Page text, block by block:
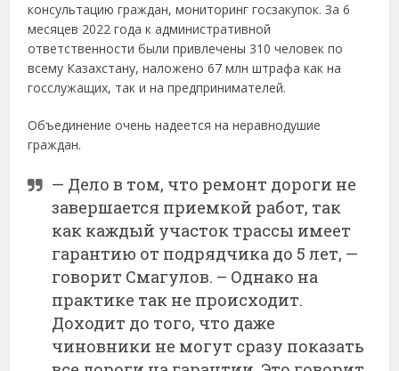
консультацию граждан, мониторинг госзакупок. За 6
месяцев 2022 года к административной
ответственности были привлечены 310 человек по
всему Казахстану, наложено 67 млн штрафа как на
госслужащих, так и на предпринимателей.
Объединение очень надеется на неравнодушие
граждан.
— Дело в том, что ремонт дороги не
завершается приемкой работ, так
как каждый участок трассы имеет
гарантию от подрядчика до 5 лет, —
говорит Смагулов. – Однако на
практике так не происходит.
Доходит до того, что даже
чиновники не могут сразу показать